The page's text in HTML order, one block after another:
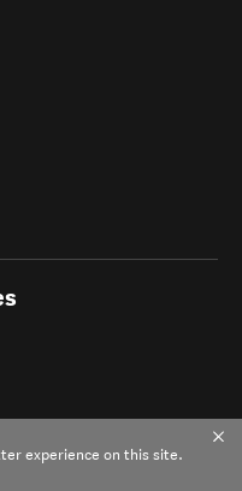
experience on this site.